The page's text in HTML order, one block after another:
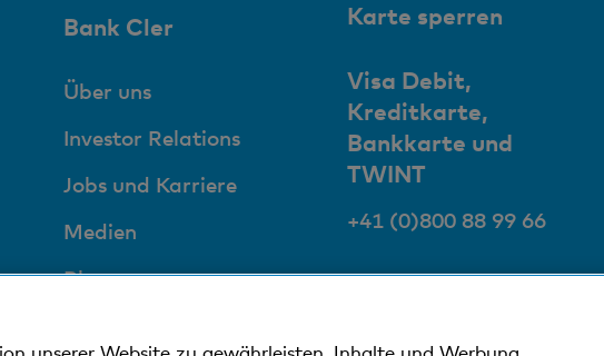
Bank Cler
Über uns
Investor Relations
Jobs und Karriere
Medien
Blog
Karte sperren
Visa Debit,
Kreditkarte,
Bankkarte und
TWINT
+41 (0)800 88 99 66